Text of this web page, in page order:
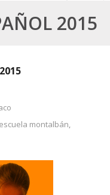
2015
escuela montalbán,